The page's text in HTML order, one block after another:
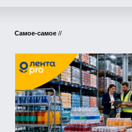
Самое-самое //